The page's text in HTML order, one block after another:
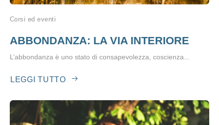
Corsi ed eventi
ABBONDANZA: LA VIA INTERIORE
L’abbondanza è uno stato di consapevolezza, coscienza...
LEGGI TUTTO